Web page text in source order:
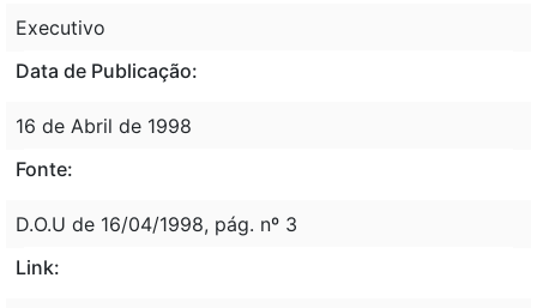
Executivo
Data de Publicação:
16 de Abril de 1998
Fonte:
D.O.U de 16/04/1998, pág. nº 3
Link: